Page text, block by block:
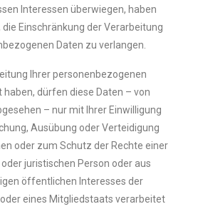
Interessen überwiegen, haben
die Einschränkung der Verarbeitung
Daten zu verlangen.
Ihrer personenbezogenen
haben, dürfen diese Daten – von
– nur mit Ihrer Einwilligung
Ausübung oder Verteidigung
oder zum Schutz der Rechte einer
juristischen Person oder aus
öffentlichen Interesses der
eines Mitgliedstaats verarbeitet